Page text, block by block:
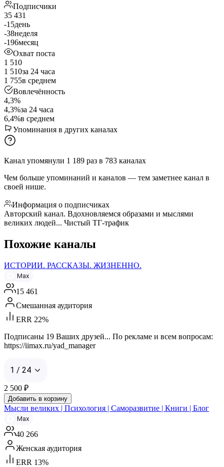
Подписчики
35 431
-15день
-38неделя
-196месяц
Охват поста
1 510
1 510за 24 часа
1 755в среднем
Вовлечённость
4,3%
4,3%за 24 часа
6,4%в среднем
Упоминания в других каналах
Канал упомянули 1 189 раз в 783 каналах
Чем больше упоминаний и каналов — тем заметнее канал в
своей нише.
Информация о подписчиках
Авторский канал. Вдохновляемся образами и мыслями
великих людей... Чистый ТГ-трафик
Похожие каналы
ИСТОРИИ. РАССКАЗЫ. ЖИЗНЕННО.
Max
15 461
Смешанная аудитория
ERR 22%
Подписаны 19 Ваших друзей... По рекламе и всем вопросам:
https://iimax.ru/yad_manager
1 / 24
2 500 ₽
Добавить в корзину
Мысли великих | Психология | Саморазвитие | Книги | Блог
Max
40 266
Женская аудитория
ERR 13%